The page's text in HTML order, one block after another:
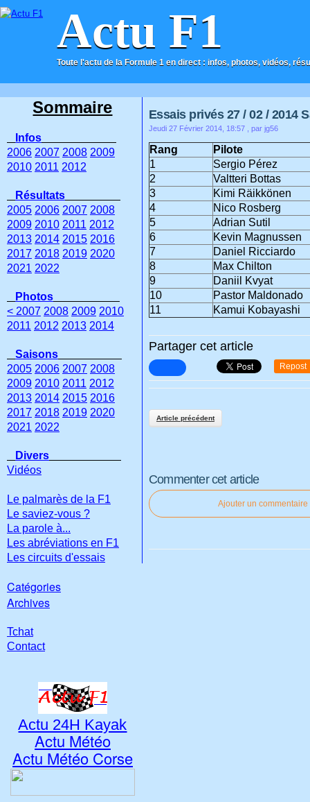
Actu F1
Toute l'actu de la Formule 1 en direct : infos, photos, vidéos,
ACCUEIL CONTACT
Essais privés 27 / 02 / 2014
Jeudi 27 Février 2014, 18:57 , par jg56
Rang
Pilote
1
Sergio Pérez
2
Valtteri Bottas
3
Kimi Räikkönen
4
Nico Rosberg
5
Adrian Sutil
6
Kevin Magnussen
7
Daniel Ricciardo
8
Max Chilton
9
Daniil Kvyat
10
Pastor Maldonado
11
Kamui Kobayashi
Partager cet article
Repost
Article précédent
Commenter cet article
Ajouter un commentaire
Sommaire
Infos
2006 2007 2008 2009
2010 2011 2012
Résultats
2005 2006 2007 2008
2009 2010 2011 2012
2013 2014 2015 2016
2017 2018 2019 2020
2021 2022
Photos
< 2007 2008 2009 2010
2011 2012 2013 2014
Saisons
2005 2006 2007 2008
2009 2010 2011 2012
2013 2014 2015 2016
2017 2018 2019 2020
2021 2022
Divers
Vidéos
Le palmarès de la F1
Le saviez-vous ?
La parole à...
Les abréviations en F1
Les circuits d'essais
Catégories
Archives
Tchat
Contact
Actu 24H Kayak
Actu Météo
Actu Météo Corse